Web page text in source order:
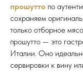
прошутто по
сохраняем
только отборное
прошутто — это
Италии. Оно
сервировки к вину